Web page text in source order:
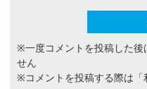
※一度コメントを投稿した後
せん
※コメントを投稿する際は